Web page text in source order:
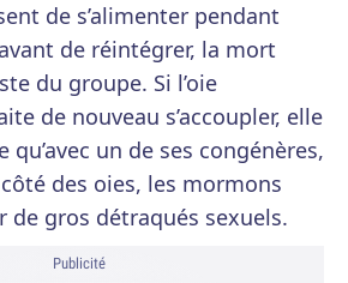
de s’alimenter pendant
de réintégrer, la mort
du groupe. Si l’oie
de nouveau s’accoupler, elle
qu’avec un de ses congénères,
des oies, les mormons
de gros détraqués sexuels.
Publicité